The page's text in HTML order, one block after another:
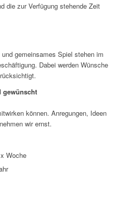
die zur Verfügung stehende Zeit
gemeinsames Spiel stehen im
Dabei werden Wünsche
können. Anregungen, Ideen
wir ernst.
Woche